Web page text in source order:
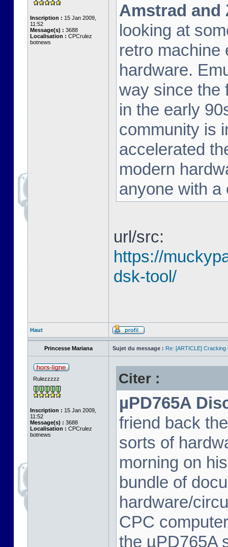
Inscription : 15 Jan 2009,
11:52
Message(s) : 3688
Localisation : CPCrulez
botnews
Amstrad and
looking at
retro machine
hardware.
way since the
in the early
community is
accelerated
modern
anyone with a
url/src:
https://
dsk-tool/
Haut
Princesse Mariana Sujet du message : Re: [ARTICLE] Cracking
Rulezzzzz
Inscription : 15 Jan 2009,
11:52
Message(s) : 3688
Localisation : CPCrulez
botnews
Citer :
µPD765A
friend back
sorts of
morning on
bundle of
hardware/
CPC
the µPD765A